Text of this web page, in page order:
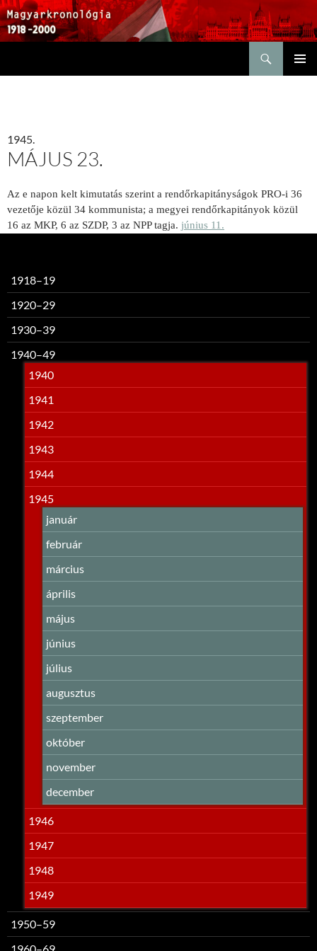
1945.
MÁJUS 23.
Az e napon kelt kimutatás szerint a rendőrkapitányságok PRO-i 36
vezetője közül 34 kommunista; a megyei rendőrkapitányok közül
16 az MKP, 6 az SZDP, 3 az NPP tagja. június 11.
1918–19
1920–29
1930–39
1940–49
1940
1941
1942
1943
1944
1945
január
február
március
április
május
június
július
augusztus
szeptember
október
november
december
1946
1947
1948
1949
1950–59